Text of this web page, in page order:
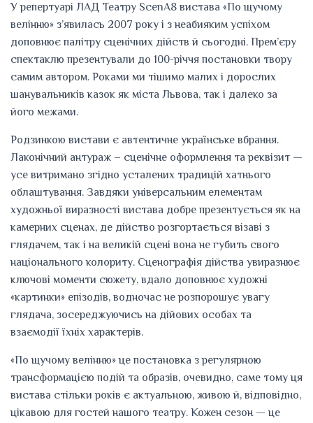
У репертуарі ЛАД Театру ScenA8 вистава «По щучому
велінню» з’явилась 2007 року і з неабияким успіхом
доповнює палітру сценічних дійств й сьогодні. Прем’єру
спектаклю презентували до 100-річчя постановки твору
самим автором. Роками ми тішимо малих і дорослих
шанувальників казок як міста Львова, так і далеко за
його межами.
Родзинкою вистави є автентичне українське вбрання.
Лаконічний антураж – сценічне оформлення та реквізит —
усе витримано згідно усталених традицій хатнього
облаштування. Завдяки універсальним елементам
художньої виразності вистава добре презентується як на
камерних сценах, де дійство розгортається візаві з
глядачем, так і на великій сцені вона не губить свого
національного колориту. Сценографія дійства увиразнює
ключові моменти сюжету, вдало доповнює художні
«картинки» епізодів, водночас не розпорошує увагу
глядача, зосереджуючись на дійових особах та
взаємодії їхніх характерів.
«По щучому велінню» це постановка з регулярною
трансформацією подій та образів, очевидно, саме тому ця
вистава стільки років є актуальною, живою й, відповідно,
цікавою для гостей нашого театру. Кожен сезон — це